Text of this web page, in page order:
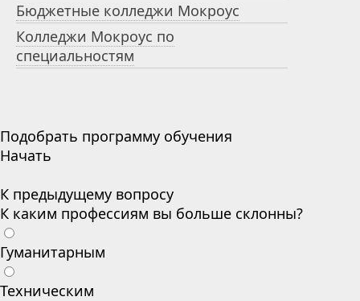
Бюджетные колледжи Мокроус
Колледжи Мокроус по
специальностям
Подобрать программу обучения
Начать
К предыдущему вопросу
К каким профессиям вы больше склонны?
Гуманитарным
Техническим